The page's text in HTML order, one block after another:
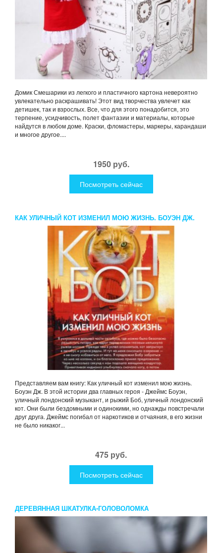
Домик Смешарики из легкого и пластичного картона невероятно
увлекательно раскрашивать! Этот вид творчества увлечет как
детишек, так и взрослых. Все, что для этого понадобится, это
терпение, усидчивость, полет фантазии и материалы, которые
найдутся в любом доме. Краски, фломастеры, маркеры, карандаши
и многое другое....
1950 руб.
Посмотреть сейчас
КАК УЛИЧНЫЙ КОТ ИЗМЕНИЛ МОЮ ЖИЗНЬ. БОУЭН ДЖ.
Представляем вам книгу: Как уличный кот изменил мою жизнь.
Боуэн Дж. В этой истории два главных героя - Джеймс Боуэн,
уличный лондонский музыкант, и рыжий Боб, уличный лондонский
кот. Они были бездомными и одинокими, но однажды повстречали
друг друга. Джеймс погибал от наркотиков и отчаяния, в его жизни
не было никаког...
475 руб.
Посмотреть сейчас
ДЕРЕВЯННАЯ ШКАТУЛКА-ГОЛОВОЛОМКА